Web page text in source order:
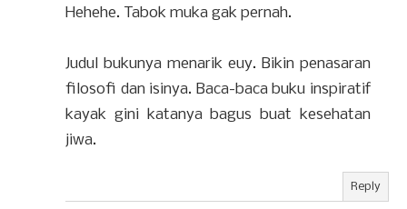
Hehehe. Tabok muka gak pernah.
Judul bukunya menarik euy. Bikin penasaran
filosofi dan isinya. Baca-baca buku inspiratif
kayak gini katanya bagus buat kesehatan
jiwa.
Reply